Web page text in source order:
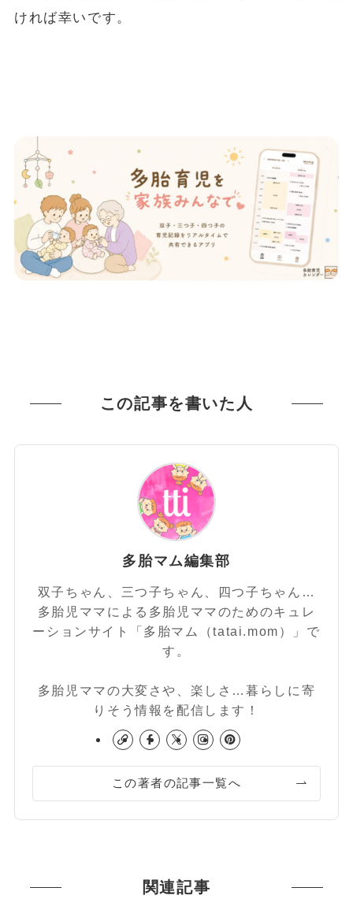
ければ幸いです。
この記事を書いた人
多胎マム編集部
双子ちゃん、三つ子ちゃん、四つ子ちゃん…
多胎児ママによる多胎児ママのためのキュレ
ーションサイト「多胎マム（tatai.mom）」で
す。
多胎児ママの大変さや、楽しさ…暮らしに寄
りそう情報を配信します！
この著者の記事一覧へ
関連記事